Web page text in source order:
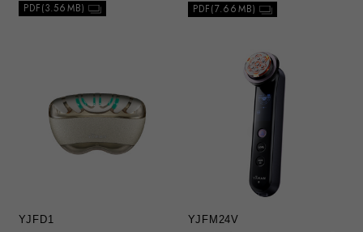
明書は、変更の度に修正・更新するものでは
の仕様変更や総合カタログ、取扱説明書の改
版に伴い、当社の選択により、予告なく削除
する場合があります。
3）本ウェブサイトのサービスは予告なく中
止、または内容や条件を変更する場合があり
ます。あらかじめご了承ください。
1）総合カタログ、取扱説明書中に記載する安
全上のご注意は、法的規制などの変化に応じ
PDF(3.56MB) PDF(7.66MB)
YJFD1
YJFM24V